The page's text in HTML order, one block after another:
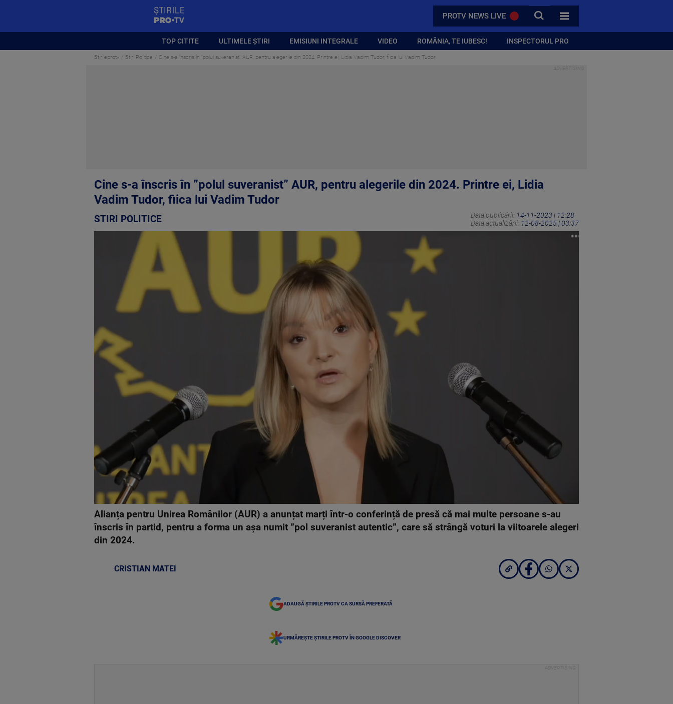
PROTV NEWS LIVE CAUTA
TOATE CATEGORIILE
TOP CITITE ULTIMELE ȘTIRI EMISIUNI INTEGRALE VIDEO ROMÂNIA, TE IUBESC! INSPECTORUL PRO
Stirileprotv Stiri Politice Cine s-a înscris în ”polul suveranist” AUR, pentru alegerile din 2024. Printre ei, Lidia Vadim Tudor, fiica lui Vadim Tudor
Cine s-a înscris în ”polul suveranist” AUR, pentru alegerile din 2024. Printre ei, Lidia
Vadim Tudor, fiica lui Vadim Tudor
STIRI POLITICE Data publicării: 14-11-2023 | 12:28
Data actualizării: 12-08-2025 | 03:37
Alianța pentru Unirea Românilor (AUR) a anunțat marți într-o conferință de presă că mai multe persoane s-au
înscris în partid, pentru a forma un așa numit ”pol suveranist autentic”, care să strângă voturi la viitoarele alegeri
din 2024.
CRISTIAN MATEI
ADAUGĂ ȘTIRILE PROTV CA SURSĂ PREFERATĂ
URMĂREȘTE ȘTIRILE PROTV ÎN GOOGLE DISCOVER